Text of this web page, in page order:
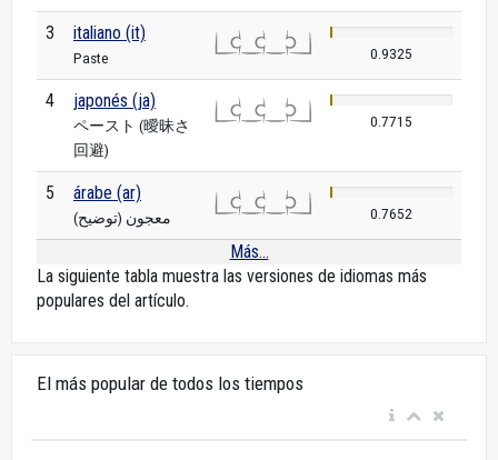
3 italiano (it)
Paste 0.9325
4 japonés (ja)
ペースト (曖昧さ
回避)
0.7715
5 árabe (ar)
معجون (توضيح) 0.7652
Más...
La siguiente tabla muestra las versiones de idiomas más
populares del artículo.
El más popular de todos los tiempos